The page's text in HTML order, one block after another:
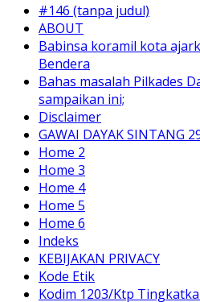
#146 (tanpa judul)
ABOUT
Babinsa koramil kota
Bendera
Bahas masalah Pilkades
sampaikan ini;
Disclaimer
GAWAI DAYAK SINTANG
Home 2
Home 3
Home 4
Home 5
Home 6
Indeks
KEBIJAKAN PRIVACY
Kode Etik
Kodim 1203/Ktp